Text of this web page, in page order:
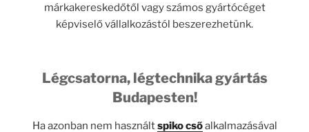
márkakereskedőtől vagy számos gyártócéget
képviselő vállalkozástól beszerezhetünk.
Légcsatorna, légtechnika gyártás
Budapesten!
Ha azonban nem használtspiko csőalkalmazásával